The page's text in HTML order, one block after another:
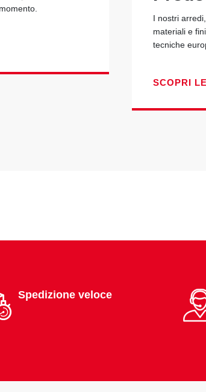
I nostri
materiali e
tecniche
SCOPRI
Spedizione veloce